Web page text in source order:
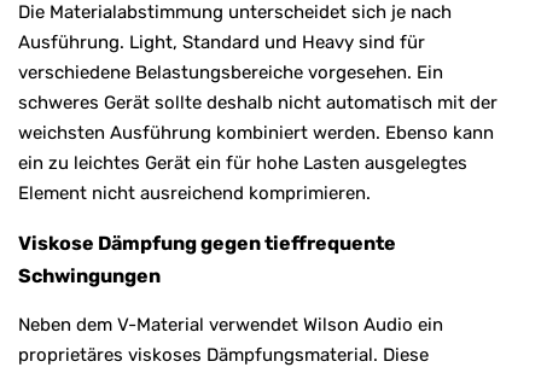
Die Materialabstimmung unterscheidet sich je nach
Ausführung. Light, Standard und Heavy sind für
verschiedene Belastungsbereiche vorgesehen. Ein
schweres Gerät sollte deshalb nicht automatisch mit der
weichsten Ausführung kombiniert werden. Ebenso kann
ein zu leichtes Gerät ein für hohe Lasten ausgelegtes
Element nicht ausreichend komprimieren.
Viskose Dämpfung gegen tieffrequente
Schwingungen
Neben dem V-Material verwendet Wilson Audio ein
proprietäres viskoses Dämpfungsmaterial. Diese